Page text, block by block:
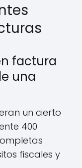
factura
una
un cierto
400
fiscales y